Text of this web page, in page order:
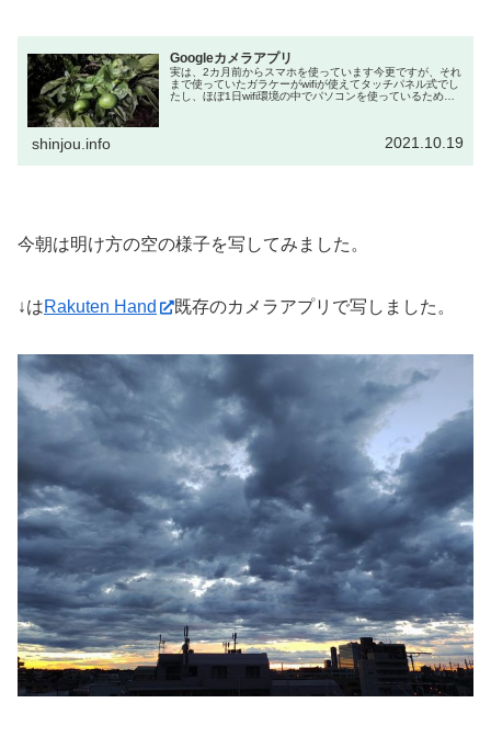
Googleカメラアプリ
実は、2カ月前からスマホを使っています今更ですが、それ
まで使っていたガラケーがwifiが使えてタッチパネル式でし
たし、ほぼ1日wifi環境の中でパソコンを使っているため、
shinjou.info 2021.10.19
今朝は明け方の空の様子を写してみました。
↓はRakuten Hand 既存のカメラアプリで写しました。